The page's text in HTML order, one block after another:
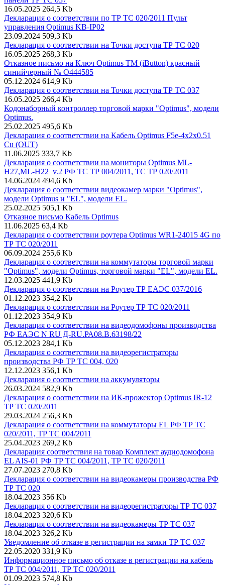
16.05.2025 264,5 Kb
Декларация о соответствии по ТР ТС 020/2011 Пульт
управления Optimus KB-IP02
23.09.2024 509,3 Kb
Декларация о соответствии на Точки доступа ТР ТС 020
16.05.2025 268,3 Kb
Отказное письмо на Ключ Optimus ТМ (iButton) красный
синийчерный № О444585
05.12.2024 614,9 Kb
Декларация о соответствии на Точки доступа ТР ТС 037
16.05.2025 266,4 Kb
Кодонаборный контроллер торговой марки "Optimus", модели
Optimus.
25.02.2025 495,6 Kb
Декларация о соответствии на Кабель Optimus F5e-4x2x0.51
Cu (OUT)
11.06.2025 333,7 Kb
Декларация о соответствии на мониторы Optimus ML-
H27,ML-H22_v.2 РФ ТС ТР 004/2011, ТС ТР 020/2011
14.06.2024 494,6 Kb
Декларация о соответствии видеокамер марки "Optimus",
модели Optimus и "EL", модели EL.
25.02.2025 505,1 Kb
Отказное письмо Кабель Optimus
11.06.2025 63,4 Kb
Декларация о соответствии роутера Optimus WR1-24015 4G по
ТР ТС 020/2011
06.09.2024 255,6 Kb
Декларация о соответствии на коммутаторы торговой марки
"Optimus", модели Optimus, торговой марки "EL", модели EL.
12.03.2025 441,9 Kb
Декларация о соответствии на Роутер ТР ЕАЭС 037/2016
01.12.2023 354,2 Kb
Декларация о соответствии на Роутер ТР ТС 020/2011
01.12.2023 354,9 Kb
Декларация о соответствии на видеодомофоны производства
РФ ЕАЭС N RU Д-RU.РА08.В.63198/22
05.12.2023 284,1 Kb
Декларация о соответствии на видеорегистраторы
производства РФ ТР ТС 004, 020
12.12.2023 356,1 Kb
Декларация о соответствии на аккумуляторы
26.03.2024 582,9 Kb
Декларация о соответствии на ИК-прожектор Optimus IR-12
ТР ТС 020/2011
29.03.2024 256,3 Kb
Декларация о соответствии на коммутаторы EL РФ ТР ТС
020/2011, ТР ТС 004/2011
25.04.2023 269,2 Kb
Декларация соответствия на товар Комплект аудиодомофона
EL AIS-01 РФ ТР ТС 004/2011, ТР ТС 020/2011
27.07.2023 270,8 Kb
Декларация о соответствии на видеокамеры производства РФ
ТР ТС 020
18.04.2023 356 Kb
Декларация о соответствии на видеорегистраторы ТР ТС 037
18.04.2023 320,6 Kb
Декларация о соответствии на видеокамеры ТР ТС 037
18.04.2023 326,2 Kb
Уведомление об отказе в регистрации на замки ТР ТС 037
22.05.2020 331,9 Kb
Информационное письмо об отказе в регистрации на кабель
ТР ТС 004/2011, ТР ТС 020/2011
01.09.2023 574,8 Kb